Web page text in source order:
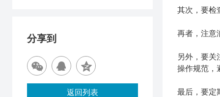
其次，要检
再者，注意
另外，要关
操作规范，
最后，要定
分享到
返回列表